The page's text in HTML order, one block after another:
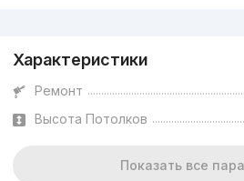
Характеристики
Ремонт
Высота Потолков
Показать все